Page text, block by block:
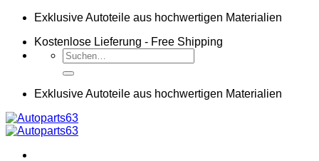
Zum
springen
Exklusive Autoteile aus hochwertigen Materialien
Kostenlose Lieferung - Free Shipping
Suchen
nach:
Exklusive Autoteile aus hochwertigen Materialien